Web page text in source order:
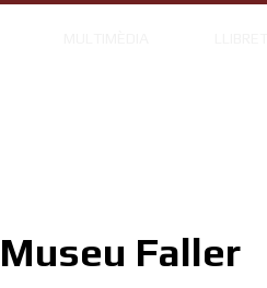
Faller